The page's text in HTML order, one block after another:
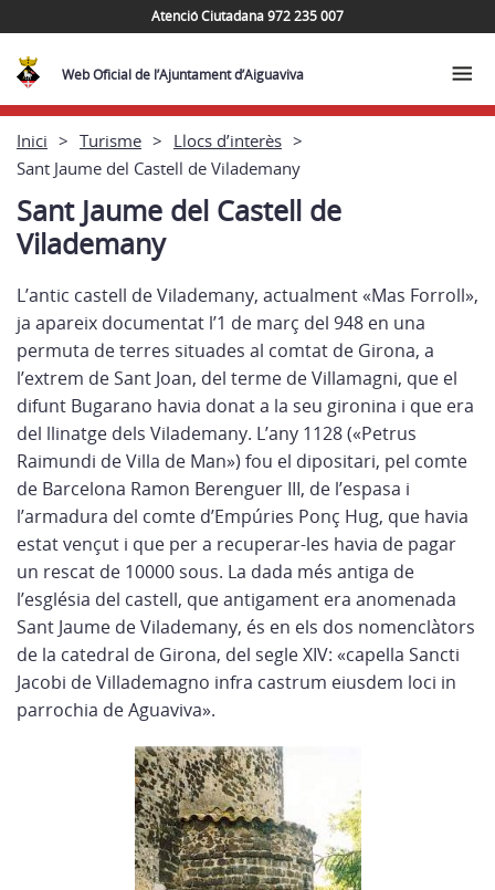
Atenció Ciutadana 972 235 007
Web Oficial de l’Ajuntament d’Aiguaviva
Inici Turisme
Llocs d’interès
Sant Jaume del Castell de Vilademany
Sant Jaume del Castell de
Vilademany
L’antic castell de Vilademany, actualment «Mas Forroll»,
ja apareix documentat l’1 de març del 948 en una
permuta de terres situades al comtat de Girona, a
l’extrem de Sant Joan, del terme de Villamagni, que el
difunt Bugarano havia donat a la seu gironina i que era
del llinatge dels Vilademany. L’any 1128 («Petrus
Raimundi de Villa de Man») fou el dipositari, pel comte
de Barcelona Ramon Berenguer III, de l’espasa i
l’armadura del comte d’Empúries Ponç Hug, que havia
estat vençut i que per a recuperar-les havia de pagar
un rescat de 10000 sous. La dada més antiga de
l’església del castell, que antigament era anomenada
Sant Jaume de Vilademany, és en els dos nomenclàtors
de la catedral de Girona, del segle XIV: «capella Sancti
Jacobi de Villademagno infra castrum eiusdem loci in
parrochia de Aguaviva».